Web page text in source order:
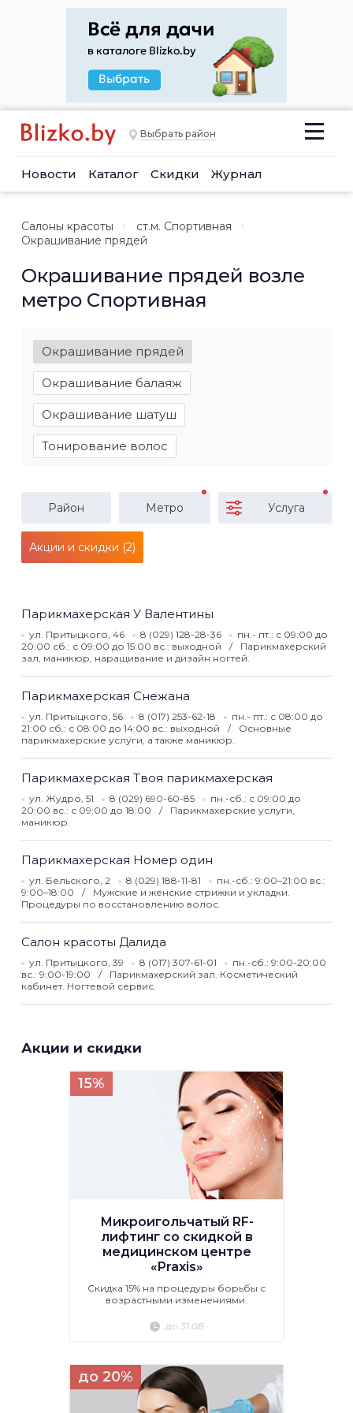
Выбрать район
Новости Каталог Скидки Журнал
Салоны красоты
ст.м. Спортивная
Окрашивание прядей
Окрашивание прядей возле
метро Спортивная
Окрашивание прядей
Окрашивание балаяж
Окрашивание шатуш
Тонирование волос
Район Метро Услуга
Акции и скидки (2)
Парикмахерская У Валентины
ул. Притыцкого, 46 8 (029) 128-28-36
пн.- пт.: с 09:00 до
20:00 сб.: с 09:00 до 15:00 вс.: выходной
Парикмахерский
зал, маникюр, наращивание и дизайн ногтей.
Парикмахерская Снежана
ул. Притыцкого, 56 8 (017) 253-62-18
пн.- пт.: с 08:00 до
21:00 сб.: с 08:00 до 14:00 вс.: выходной
Основные
парикмахерские услуги, а также маникюр.
Парикмахерская Твоя парикмахерская
ул. Жудро, 51 8 (029) 690-60-85
пн.-сб.: с 09:00 до
20:00 вс.: с 09:00 до 18:00
Парикмахерские услуги,
маникюр.
Парикмахерская Номер один
ул. Бельского, 2 8 (029) 188-11-81
пн.-сб.: 9:00–21:00 вс.:
9:00–18:00
Мужские и женские стрижки и укладки.
Процедуры по восстановлению волос.
Салон красоты Далида
ул. Притыцкого, 39 8 (017) 307-61-01
пн.-сб.: 9:00-20:00
вс.: 9:00-19:00
Парикмахерский зал. Косметический
кабинет. Ногтевой сервис.
Акции и скидки
15%
Микроигольчатый RF-
лифтинг со скидкой в
медицинском центре
«Praxis»
Скидка 15% на процедуры борьбы с
возрастными изменениями.
до 31.08
до 20%